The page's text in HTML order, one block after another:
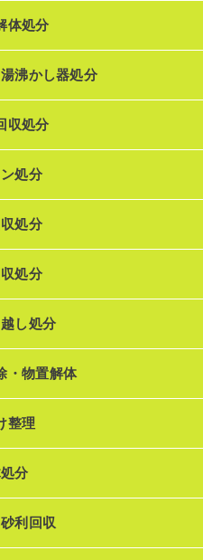
体処分
沸かし器処分
収処分
処分
処分
処分
し処分
・物置解体
整理
分
利回収